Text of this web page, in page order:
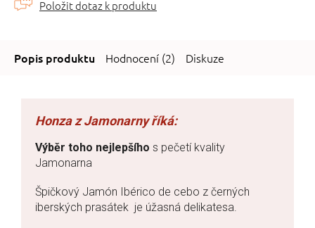
Hodnocení (2) Diskuze
Výběr toho nejlepšího s pečetí kvality
Jamonarna
Špičkový Jamón Ibérico de cebo z černých
iberských prasátek je úžasná delikatesa.